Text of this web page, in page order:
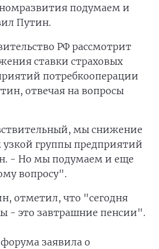
подумаем и
Путин.
РФ рассмотрит
ставки страховых
потребкооперации
отвечая на вопросы
мы снижение
узкой группы предприятий
- Но мы подумаем и еще
вопросу".
отметил, что "сегодня
- это завтрашние пенсии".
заявила о